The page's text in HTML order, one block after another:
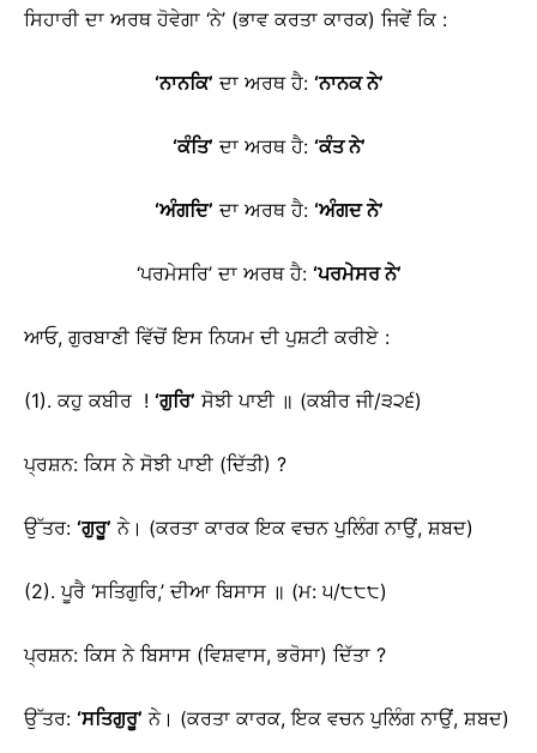
ਸਿਹਾਰੀ ਦਾ ਅਰਥ ਹੋਵੇਗਾ ‘ਨੇ’ (ਭਾਵ ਕਰਤਾ ਕਾਰਕ) ਜਿਵੇਂ ਕਿ :
‘ਨਾਨਕਿ’ ਦਾ ਅਰਥ ਹੈ: ‘ਨਾਨਕ ਨੇ’
‘ਕੰਤਿ’ ਦਾ ਅਰਥ ਹੈ: ‘ਕੰਤ ਨੇ’
‘ਅੰਗਦਿ’ ਦਾ ਅਰਥ ਹੈ: ‘ਅੰਗਦ ਨੇ’
‘ਪਰਮੇਸਰਿ’ ਦਾ ਅਰਥ ਹੈ: ‘ਪਰਮੇਸਰ ਨੇ’
ਆਓ, ਗੁਰਬਾਣੀ ਵਿੱਚੋਂ ਇਸ ਨਿਯਮ ਦੀ ਪੁਸ਼ਟੀ ਕਰੀਏ :
(1). ਕਹੁ ਕਬੀਰ ! ‘ਗੁਰਿ’ ਸੋਝੀ ਪਾਈ ॥ (ਕਬੀਰ ਜੀ/੩੨੬)
ਪ੍ਰਸ਼ਨ: ਕਿਸ ਨੇ ਸੋਝੀ ਪਾਈ (ਦਿੱਤੀ) ?
ਉੱਤਰ: ‘ਗੁਰੂ’ ਨੇ। (ਕਰਤਾ ਕਾਰਕ ਇਕ ਵਚਨ ਪੁਲਿੰਗ ਨਾਉਂ, ਸ਼ਬਦ)
(2). ਪੂਰੈ ‘ਸਤਿਗੁਰਿ,’ ਦੀਆ ਬਿਸਾਸ ॥ (ਮ: ੫/੮੮੮)
ਪ੍ਰਸ਼ਨ: ਕਿਸ ਨੇ ਬਿਸਾਸ (ਵਿਸ਼ਵਾਸ, ਭਰੋਸਾ) ਦਿੱਤਾ ?
ਉੱਤਰ: ‘ਸਤਿਗੁਰੂ’ ਨੇ। (ਕਰਤਾ ਕਾਰਕ, ਇਕ ਵਚਨ ਪੁਲਿੰਗ ਨਾਉਂ, ਸ਼ਬਦ)